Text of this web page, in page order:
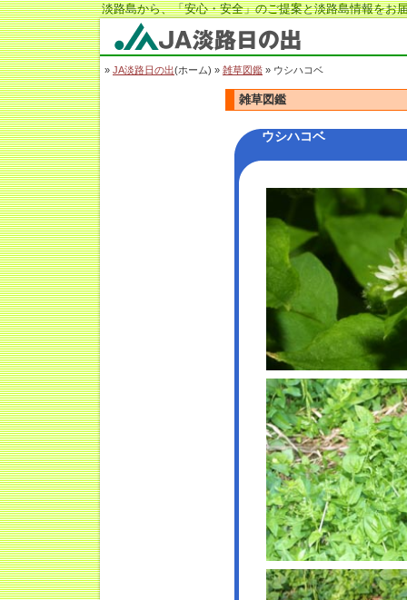
淡路島から、「安心・安全」のご提案と淡路島情報をお
JA淡路日の出
» JA淡路日の出(ホーム) » 雑草図鑑 » ウシハコベ
雑草図鑑
ウシハコベ